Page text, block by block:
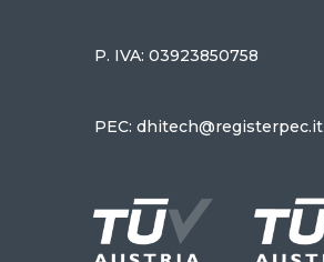
P. IVA: 03923850758
PEC: dhitech@registerpec.it